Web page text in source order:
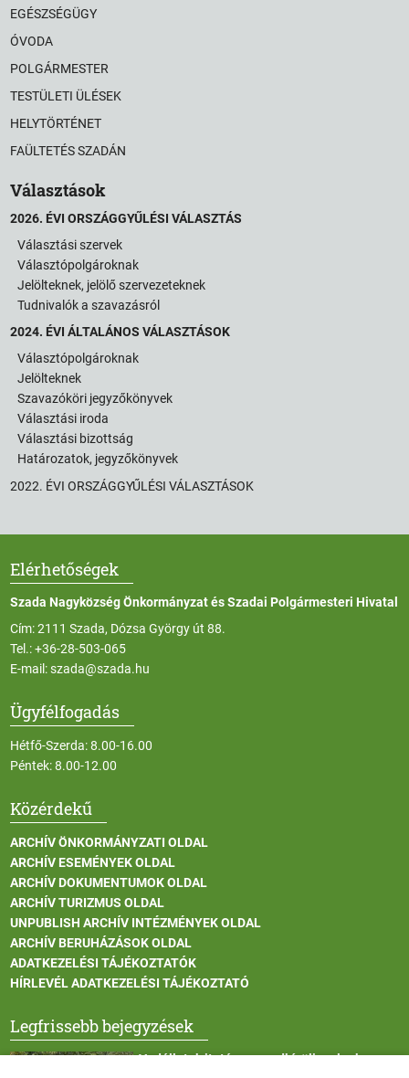
EGÉSZSÉGÜGY
ÓVODA
POLGÁRMESTER
TESTÜLETI ÜLÉSEK
HELYTÖRTÉNET
FAÜLTETÉS SZADÁN
Választások
2026. ÉVI ORSZÁGGYŰLÉSI VÁLASZTÁS
Választási szervek
Választópolgároknak
Jelölteknek, jelölő szervezeteknek
Tudnivalók a szavazásról
2024. ÉVI ÁLTALÁNOS VÁLASZTÁSOK
Választópolgároknak
Jelölteknek
Szavazóköri jegyzőkönyvek
Választási iroda
Választási bizottság
Határozatok, jegyzőkönyvek
2022. ÉVI ORSZÁGGYŰLÉSI VÁLASZTÁSOK
Elérhetőségek
Szada Nagyközség Önkormányzat és Szadai Polgármesteri Hivatal
Cím: 2111 Szada, Dózsa György út 88.
Tel.:+36-28-503-065
E-mail:szada@szada.hu
Ügyfélfogadás
Hétfő-Szerda: 8.00-16.00
Péntek: 8.00-12.00
Közérdekű
ARCHÍV ÖNKORMÁNYZATI OLDAL
ARCHÍV ESEMÉNYEK OLDAL
ARCHÍV DOKUMENTUMOK OLDAL
ARCHÍV TURIZMUS OLDAL
UNPUBLISH ARCHÍV INTÉZMÉNYEK OLDAL
ARCHÍV BERUHÁZÁSOK OLDAL
ADATKEZELÉSI TÁJÉKOZTATÓK
HÍRLEVÉL ADATKEZELÉSI TÁJÉKOZTATÓ
Legfrissebb bejegyzések
Vadállatok itatása a rendkívüli melegben